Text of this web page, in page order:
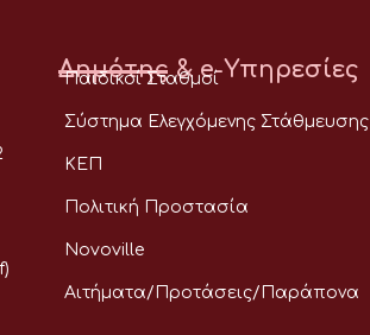
Δημότης & e-Υπηρεσίες
Παιδικοί Σταθμοί
Σύστημα Ελεγχόμενης Στάθμευσης
ΚΕΠ
Πολιτική Προστασία
Novoville
Αιτήματα/Προτάσεις/Παράπονα